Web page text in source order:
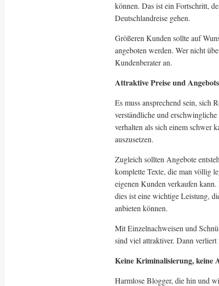
können. Das ist ein Fortschritt,
Deutschlandreise gehen.
Größeren Kunden sollte auf
angeboten werden. Wer nicht
Kundenberater an.
Attraktive Preise und
Es muss ansprechend sein, sich
verständliche und
verhalten als sich einem schwer
auszusetzen.
Zugleich sollten Angebote
komplette Texte, die man völlig
eigenen Kunden verkaufen
dies ist eine wichtige Leistung,
anbieten können.
Mit Einzelnachweisen und
sind viel attraktiver. Dann
Keine Kriminalisierung, keine
Harmlose Blogger, die hin und